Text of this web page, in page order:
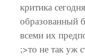
критика
образованный
всеми их
;>то не так уж